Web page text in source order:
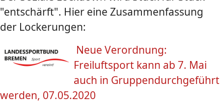
"entschärft". Hier eine Zusammenfassung
der Lockerungen:
Neue Verordnung:
Freiluftsport kann ab 7. Mai
auch in Gruppendurchgeführt
werden, 07.05.2020